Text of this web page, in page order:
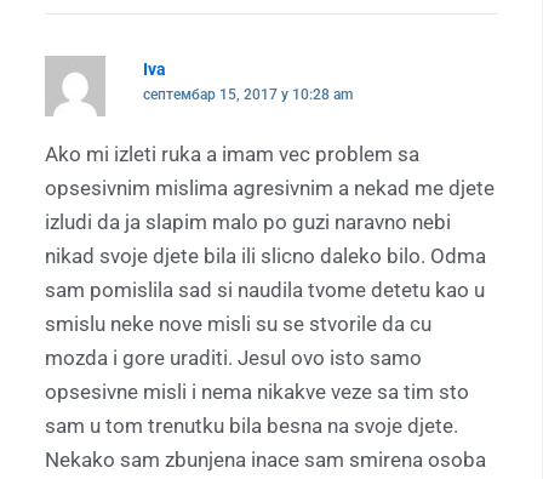
Iva
септембар 15, 2017 у 10:28 am
Ako mi izleti ruka a imam vec problem sa
opsesivnim mislima agresivnim a nekad me djete
izludi da ja slapim malo po guzi naravno nebi
nikad svoje djete bila ili slicno daleko bilo. Odma
sam pomislila sad si naudila tvome detetu kao u
smislu neke nove misli su se stvorile da cu
mozda i gore uraditi. Jesul ovo isto samo
opsesivne misli i nema nikakve veze sa tim sto
sam u tom trenutku bila besna na svoje djete.
Nekako sam zbunjena inace sam smirena osoba